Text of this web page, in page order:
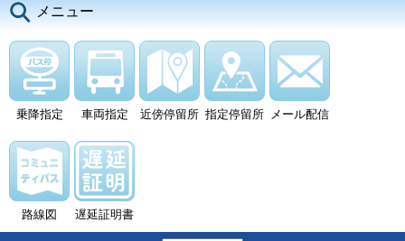
メニュー
乗降指定 車両指定 近傍停留所 指定停留所 メール配信
路線図 遅延証明書